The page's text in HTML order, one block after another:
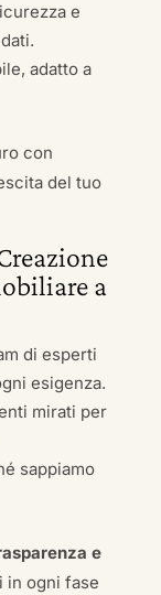
e
adatto a
con
del tuo
a
di esperti
esigenza.
mirati per
sappiamo
e
in ogni fase